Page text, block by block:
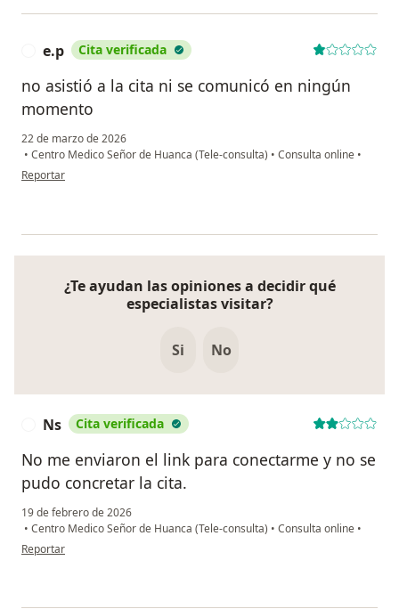
e.p Cita verificada
no asistió a la cita ni se comunicó en ningún
momento
22 de marzo de 2026
• Centro Medico Señor de Huanca (Tele-consulta) • Consulta online •
en opinión del usuario e.p
Reportar
¿Te ayudan las opiniones a decidir qué
especialistas visitar?
Si No
Ns Cita verificada
No me enviaron el link para conectarme y no se
pudo concretar la cita.
19 de febrero de 2026
• Centro Medico Señor de Huanca (Tele-consulta) • Consulta online •
en opinión del usuario Ns
Reportar